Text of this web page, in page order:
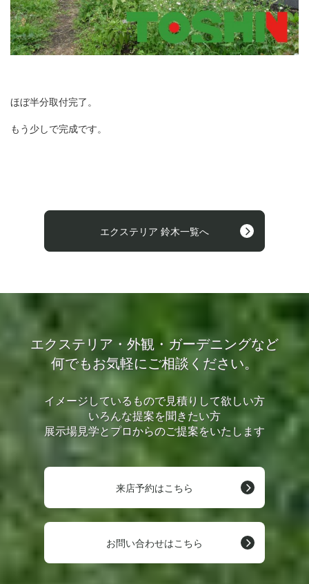
ほぼ半分取付完了。
もう少しで完成です。
エクステリア 鈴木一覧へ
エクステリア・外観・ガーデニングなど
何でもお気軽にご相談ください。
イメージしているもので見積りして欲しい方
いろんな提案を聞きたい方
展示場見学とプロからのご提案をいたします
来店予約はこちら
お問い合わせはこちら